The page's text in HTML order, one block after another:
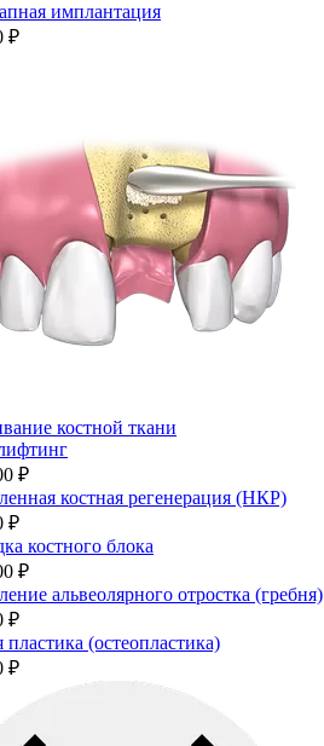
имплантация
₽
костной ткани
₽
костная регенерация (НКР)
₽
костного блока
₽
альвеолярного отростка (гребня)
₽
пластика (остеопластика)
₽